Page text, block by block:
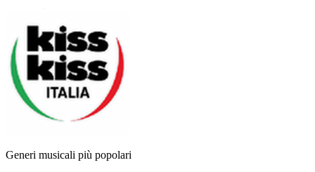
Generi musicali più popolari